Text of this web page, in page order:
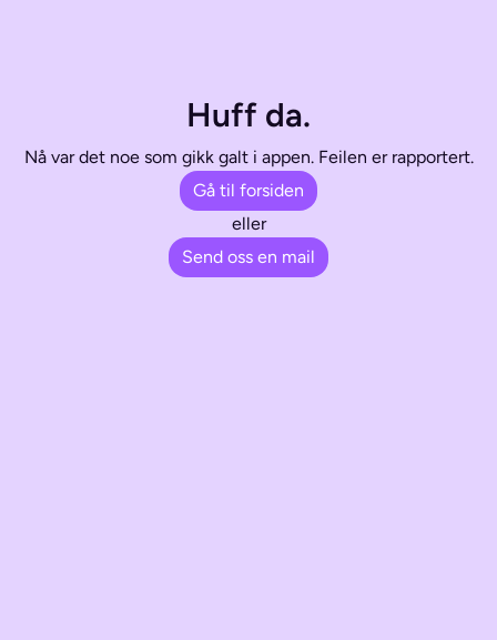
Huff da.
Nå var det noe som gikk galt i appen. Feilen er rapportert.
Gå til forsiden
eller
Send oss en mail